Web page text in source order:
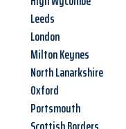
Leeds
London
Milton Keynes
North Lanarkshire
Oxford
Portsmouth